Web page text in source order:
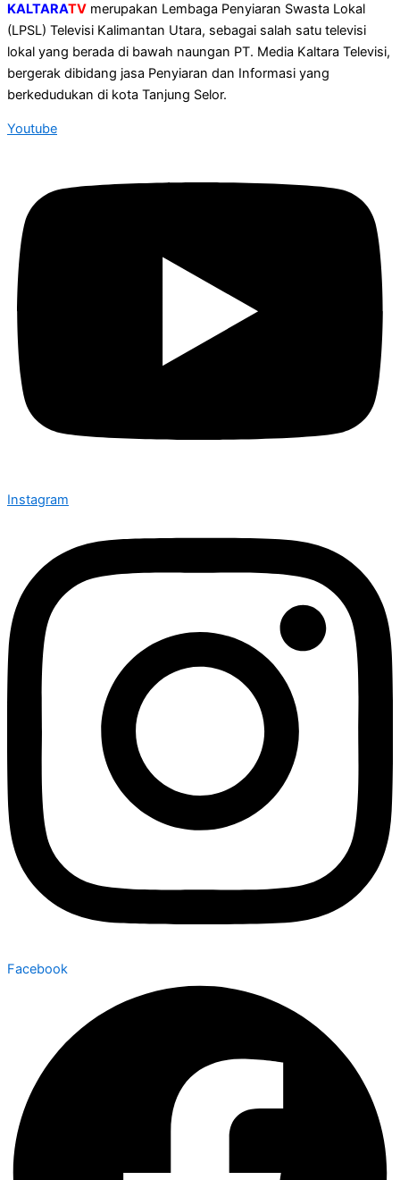
KALTARATV merupakan Lembaga Penyiaran Swasta Lokal
(LPSL) Televisi Kalimantan Utara, sebagai salah satu televisi
lokal yang berada di bawah naungan PT. Media Kaltara Televisi,
bergerak dibidang jasa Penyiaran dan Informasi yang
berkedudukan di kota Tanjung Selor.
Youtube
Instagram
Facebook